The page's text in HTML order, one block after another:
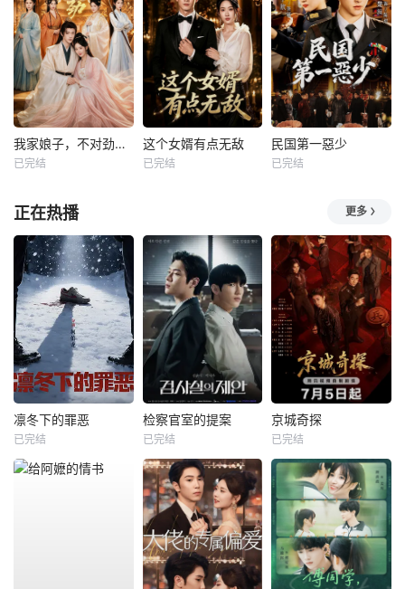
我家娘子，不对劲第四季
已完结
这个女婿有点无敌
已完结
民国第一惡少
已完结
正在热播 更多
凛冬下的罪恶
已完结
检察官室的提案
已完结
京城奇探
已完结